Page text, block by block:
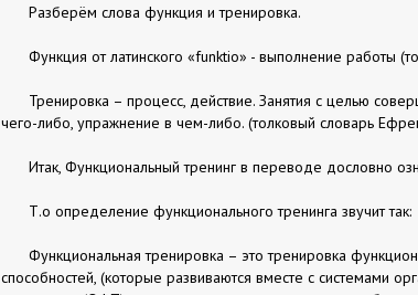
Разберём слова функция и тренировка.
Функция от латинского «funktio» - выполнение работы
Тренировка – процесс, действие. Занятия с целью
чего-либо, упражнение в чем-либо. (толковый словарь
Итак, Функциональный тренинг в переводе дословно
Т.о определение функционального тренинга звучит так:
Функциональная тренировка – это тренировка
способностей, (которые развиваются вместе с системами